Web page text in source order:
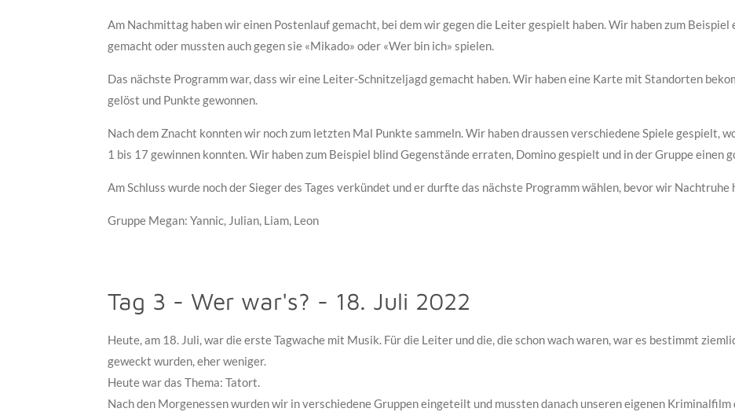
Am Nachmittag haben wir einen Postenlauf gemacht, bei dem wir gegen die Leiter gespielt haben. Wir haben zum
gemacht oder mussten auch gegen sie «Mikado» oder «Wer bin ich» spielen.
Das nächste Programm war, dass wir eine Leiter-Schnitzeljagd gemacht haben. Wir haben eine Karte mit Standorten
gelöst und Punkte gewonnen.
Nach dem Znacht konnten wir noch zum letzten Mal Punkte sammeln. Wir haben draussen verschiedene Spiele gespielt,
1 bis 17 gewinnen konnten. Wir haben zum Beispiel blind Gegenstände erraten, Domino gespielt und in der Gruppe einen
Am Schluss wurde noch der Sieger des Tages verkündet und er durfte das nächste Programm wählen, bevor wir Nachtruhe
Gruppe Megan: Yannic, Julian, Liam, Leon
Tag 3 - Wer war's? - 18. Juli 2022
Heute, am 18. Juli, war die erste Tagwache mit Musik. Für die Leiter und die, die schon wach waren, war es bestimmt
geweckt wurden, eher weniger.
Heute war das Thema: Tatort.
Nach den Morgenessen wurden wir in verschiedene Gruppen eingeteilt und mussten danach unseren eigenen